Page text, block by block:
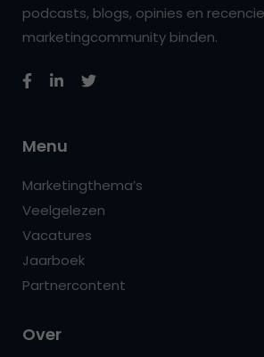
podcasts, blogs, opinies en
marketingcommunity binden.
Menu
Marketingthema’s
Veelgelezen
Vacatures
Jaarboek
Partnercontent
Over